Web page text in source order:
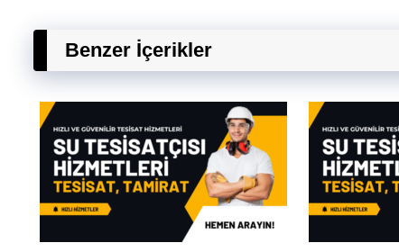
Benzer İçerikler